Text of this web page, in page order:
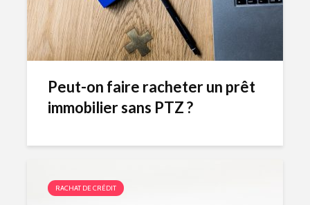
Peut-on faire racheter un prêt
immobilier sans PTZ ?
RACHAT DE CRÉDIT